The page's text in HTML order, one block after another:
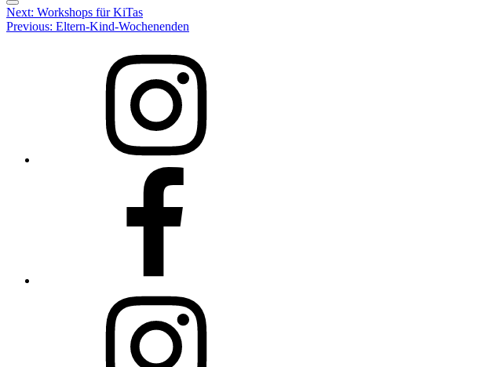
Menu
Post
navigation
Next: Workshops für KiTas
Previous: Eltern-Kind-Wochenenden